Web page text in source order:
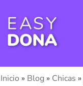
Inicio » Blog » Chicas »